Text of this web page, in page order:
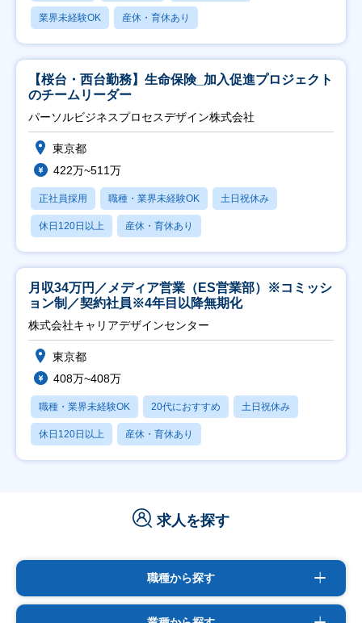
業界未経験OK 産休・育休あり
【桜台・西台勤務】生命保険_加入促進プロジェクト
のチームリーダー
パーソルビジネスプロセスデザイン株式会社
東京都
422万~511万
正社員採用 職種・業界未経験OK 土日祝休み
休日120日以上 産休・育休あり
月収34万円／メディア営業（ES営業部）※コミッシ
ョン制／契約社員※4年目以降無期化
株式会社キャリアデザインセンター
東京都
408万~408万
職種・業界未経験OK 20代におすすめ 土日祝休み
休日120日以上 産休・育休あり
求人を探す
職種から探す